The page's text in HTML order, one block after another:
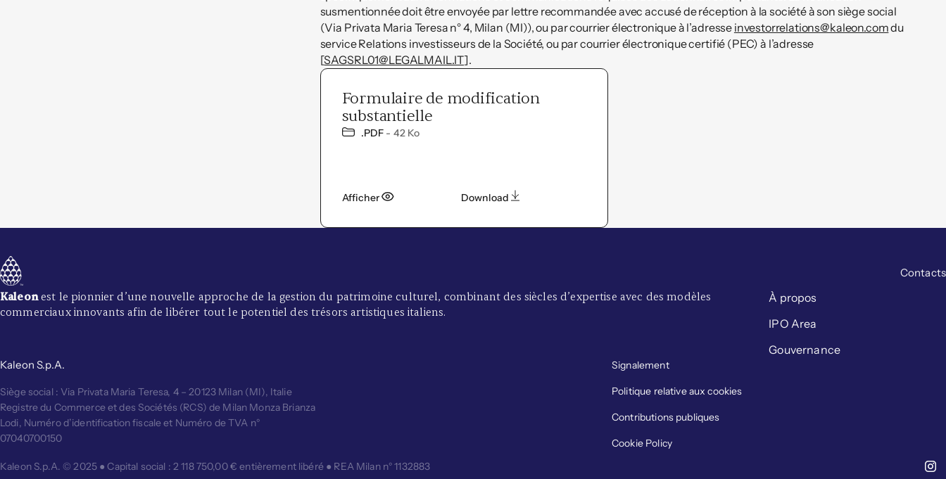
susmentionnée doit être envoyée par lettre recommandée avec accusé de réception à la société à son siège social
(Via Privata Maria Teresa n° 4, Milan (MI)), ou par courrier électronique à l’adresse investorrelations@kaleon.comdu
service Relations investisseurs de la Société, ou par courrier électronique certifié (PEC) à l’adresse
[SAGSRL01@LEGALMAIL.IT].
Formulaire de modification
substantielle
TYPE:
.PDF Size:
42 Ko
Afficher Download
Contacts
Kaleonest le pionnier d’une nouvelle approche de la gestion du patrimoine culturel, combinant des siècles d’expertise avec des modèles
commerciaux innovants afin de libérer tout le potentiel des trésors artistiques italiens.
À propos
IPO Area
Gouvernance
Kaleon S.p.A.
Siège social : Via Privata Maria Teresa, 4 – 20123 Milan (MI), Italie
Registre du Commerce et des Sociétés (RCS) de Milan Monza Brianza
Lodi, Numéro d’identification fiscale et Numéro de TVA n°
07040700150
Signalement
Politique relative aux cookies
Contributions publiques
Cookie Policy
Kaleon S.p.A. © 2025 ● Capital social : 2 118 750,00 € entièrement libéré ● REA Milan n° 1132883